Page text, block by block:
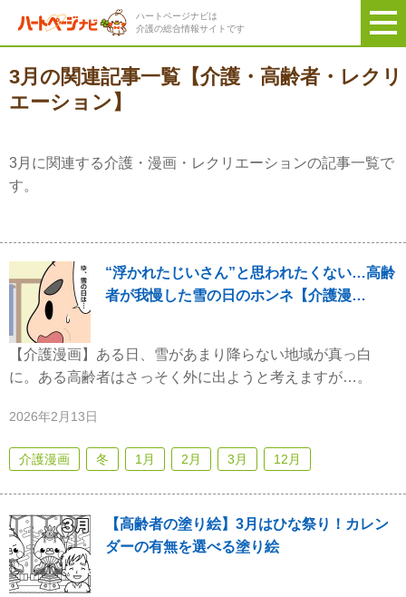
ハートページナビは
介護の総合情報サイトです
3月の関連記事一覧【介護・高齢者・レクリ
エーション】
3月に関連する介護・漫画・レクリエーションの記事一覧で
す。
“浮かれたじいさん”と思われたくない…高齢
者が我慢した雪の日のホンネ【介護漫…
【介護漫画】ある日、雪があまり降らない地域が真っ白
に。ある高齢者はさっそく外に出ようと考えますが…。
2026年2月13日
介護漫画 冬 1月 2月 3月 12月
【高齢者の塗り絵】3月はひな祭り！カレン
ダーの有無を選べる塗り絵